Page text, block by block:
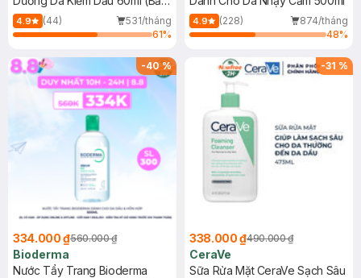
Mới)
4.9 (44)
531/tháng
61%
4.9 (228)
874/tháng
48%
-40%
334.000 ₫560.000 ₫
Bioderma
Nước Tẩy Trang Bioderma
-31 %
338.000 ₫490.000 ₫
CeraVe
Sữa Rửa Mặt CeraVe Sạch Sâu